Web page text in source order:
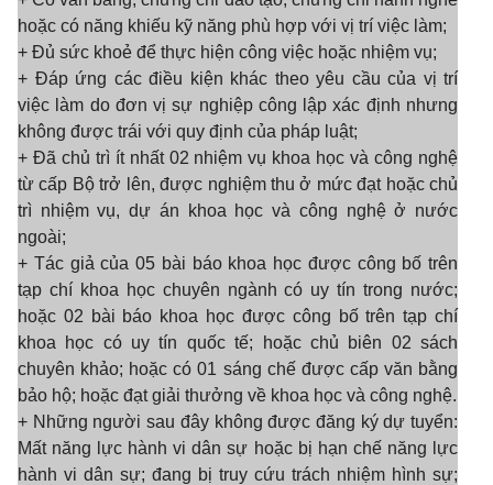
hoặc có năng khiếu kỹ năng phù hợp với vị trí việc làm;
+ Đủ sức khoẻ để thực hiện công việc hoặc nhiệm vụ;
+ Đáp ứng các điều kiện khác theo yêu cầu của vị trí
việc làm do đơn vị sự nghiệp công lập xác định nhưng
không được trái với quy định của pháp luật;
+ Đã chủ trì ít nhất 02 nhiệm vụ khoa học và công nghệ
từ cấp Bộ trở lên, được nghiệm thu ở mức đạt hoặc chủ
trì nhiệm vụ, dự án khoa học và công nghệ ở nước
ngoài;
+ Tác giả của 05 bài báo khoa học được công bố trên
tạp chí khoa học chuyên ngành có uy tín trong nước;
hoặc 02 bài báo khoa học được công bố trên tạp chí
khoa học có uy tín quốc tế; hoặc chủ biên 02 sách
chuyên khảo; hoặc có 01 sáng chế được cấp văn bằng
bảo hộ; hoặc đạt giải thưởng về khoa học và công nghệ.
+ Những người sau đây không được đăng ký dự tuyển:
Mất năng lực hành vi dân sự hoặc bị hạn chế năng lực
hành vi dân sự; đang bị truy cứu trách nhiệm hình sự;